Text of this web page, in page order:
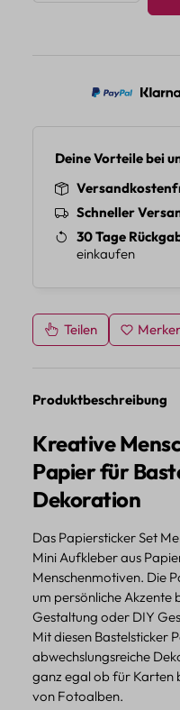
Deine Vorteile bei
Schneller
30 Tage
einkaufen
Teilen
Produktbeschreibung
Kreative
Papier für
Dekoration
Das Papiersticker Set
Mini Aufkleber aus
Menschenmotiven. Die
um persönliche Akzente
Gestaltung oder DIY
Mit diesen Bastelsticker
abwechslungsreiche
ganz egal ob für Karten
von Fotoalben.